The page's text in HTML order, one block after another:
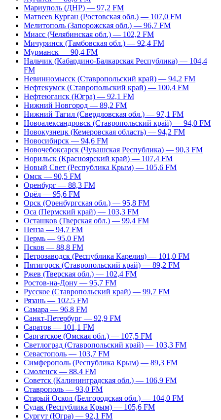
Мариуполь (ДНР) — 97,2 FM
Матвеев Курган (Ростовская обл.) — 107,0 FM
Мелитополь (Запорожская обл.) — 96,7 FM
Миасс (Челябинская обл.) — 102,2 FM
Мичуринск (Тамбовская обл.) — 92,4 FM
Мурманск — 90,4 FM
Нальчик (Кабардино-Балкарская Республика) — 104,4
FM
Невинномысск (Ставропольский край) — 94,2 FM
Нефтекумск (Ставропольский край) — 100,4 FM
Нефтеюганск (Югра) — 92,1 FM
Нижний Новгород — 89,2 FM
Нижний Тагил (Свердловская обл.) — 97,1 FM
Новоалександровск (Ставропольский край) — 94,0 FM
Новокузнецк (Кемеровская область) — 94,2 FM
Новосибирск — 94,6 FM
Новочебоксарск (Чувашская Республика) — 90,3 FM
Норильск (Красноярский край) — 107,4 FM
Новый Свет (Республика Крым) — 105,6 FM
Омск — 90,5 FM
Оренбург — 88,3 FM
Орёл — 95,6 FM
Орск (Оренбургская обл.) — 95,8 FM
Оса (Пермский край) — 103,3 FM
Осташков (Тверская обл.) — 99,4 FM
Пенза — 94,7 FM
Пермь — 95,0 FM
Псков — 88,8 FM
Петрозаводск (Республика Карелия) — 101,0 FM
Пятигорск (Ставропольский край) — 89,2 FM
Ржев (Тверская обл.) — 102,4 FM
Ростов-на-Дону — 95,7 FM
Русское (Ставропольский край) — 99,7 FM
Рязань — 102,5 FM
Самара — 96,8 FM
Санкт-Петербург — 92,9 FM
Саратов — 101,1 FM
Саргатское (Омская обл.) — 107,5 FM
Светлоград (Ставропольский край) — 103,3 FM
Севастополь — 103,7 FM
Симферополь (Республика Крым) — 89,3 FM
Смоленск — 88,4 FM
Советск (Калининградская обл.) — 106,9 FM
Ставрополь — 93,0 FM
Старый Оскол (Белгородская обл.) — 104,0 FM
Судак (Республика Крым) — 105,6 FM
Сургут (Югра) — 92,1 FM